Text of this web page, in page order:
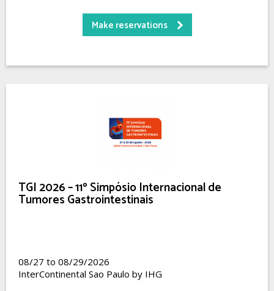
Make reservations
TGI 2026 – 11º Simpósio Internacional de
Tumores Gastrointestinais
08/27 to 08/29/2026
InterContinental Sao Paulo by IHG